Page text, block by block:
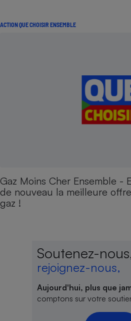
ACTION QUE CHOISIR ENSEMBLE
Gaz Moins Cher Ensemble -
de nouveau la meilleure
gaz !
Soutenez-
rejoignez-nous,
Aujourd'hui, plus que
comptons sur votre